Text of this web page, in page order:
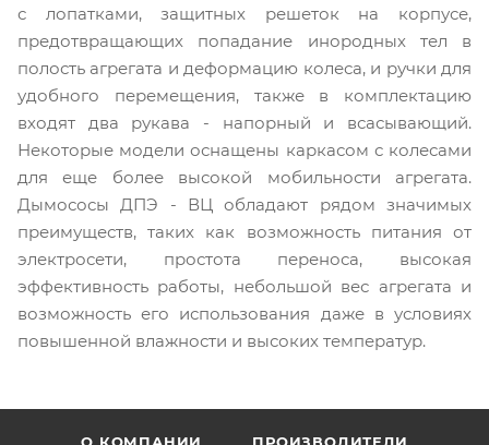
с лопатками, защитных решеток на корпусе,
предотвращающих попадание инородных тел в
полость агрегата и деформацию колеса, и ручки для
удобного перемещения, также в комплектацию
входят два рукава - напорный и всасывающий.
Некоторые модели оснащены каркасом с колесами
для еще более высокой мобильности агрегата.
Дымососы ДПЭ - ВЦ обладают рядом значимых
преимуществ, таких как возможность питания от
электросети, простота переноса, высокая
эффективность работы, небольшой вес агрегата и
возможность его использования даже в условиях
повышенной влажности и высоких температур.